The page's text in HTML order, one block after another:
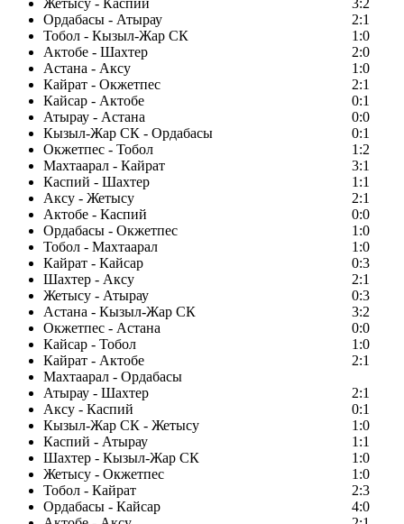
Жетысу - Каспий
3:2
Ордабасы - Атырау
2:1
Тобол - Кызыл-Жар СК
1:0
Актобе - Шахтер
2:0
Астана - Аксу
1:0
Кайрат - Окжетпес
2:1
Кайсар - Актобе
0:1
Атырау - Астана
0:0
Кызыл-Жар СК - Ордабасы
0:1
Окжетпес - Тобол
1:2
Махтаарал - Кайрат
3:1
Каспий - Шахтер
1:1
Аксу - Жетысу
2:1
Актобе - Каспий
0:0
Ордабасы - Окжетпес
1:0
Тобол - Махтаарал
1:0
Кайрат - Кайсар
0:3
Шахтер - Аксу
2:1
Жетысу - Атырау
0:3
Астана - Кызыл-Жар СК
3:2
Окжетпес - Астана
0:0
Кайсар - Тобол
1:0
Кайрат - Актобе
2:1
Махтаарал - Ордабасы
Атырау - Шахтер
2:1
Аксу - Каспий
0:1
Кызыл-Жар СК - Жетысу
1:0
Каспий - Атырау
1:1
Шахтер - Кызыл-Жар СК
1:0
Жетысу - Окжетпес
1:0
Тобол - Кайрат
2:3
Ордабасы - Кайсар
4:0